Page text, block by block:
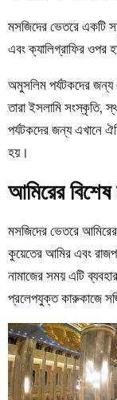
মসজিদের ভেতরে একটি
এবং ক্যালিগ্রাফির ওপর
অমুসলিম পর্যটকদের
তারা ইসলামি সংস্কৃতি,
পর্যটকদের জন্য এখানে
হয়।
আমিরের
মসজিদের ভেতরে
কুয়েতের আমির এবং
নামাজের সময় এটি
প্রলেপযুক্ত কারুকাজে